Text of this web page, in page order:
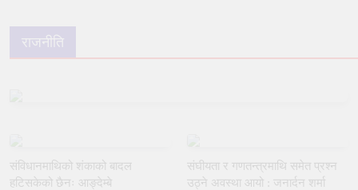
राजनीति
संविधानमाथिको शंकाको बादल
हटिसकेको छैनः आङ्देम्बे
संघीयता र गणतन्त्रमाथि समेत प्रश्न
उठ्ने अवस्था आयो : जनार्दन शर्मा